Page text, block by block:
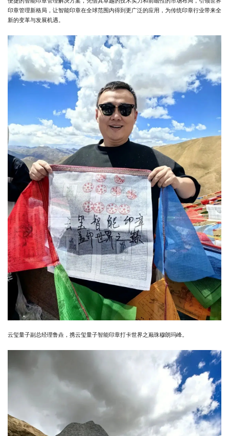
印章管理新格局，让智能印章在全球范围内得到更广泛的应用，为传统印章行业带来全
新的变革与发展机遇。
云玺量子副总经理鲁垚，携云玺量子智能印章打卡世界之巅珠穆朗玛峰。